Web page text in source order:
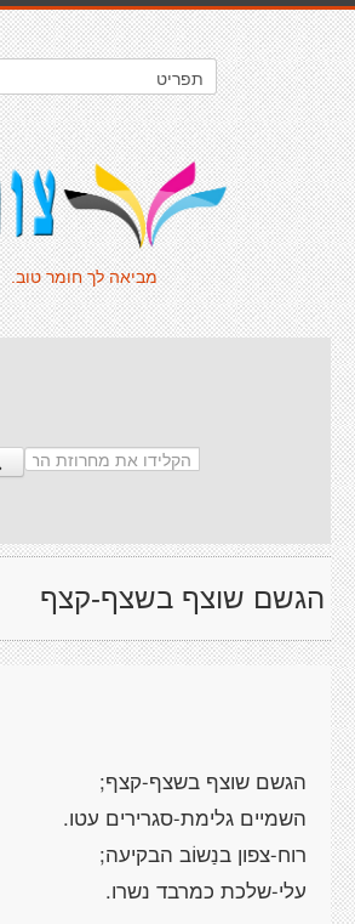
מביאה לך חומר טוב.
הגשם שוצף בשצף-קצף
הגשם שוצף בשצף-קצף;
השמיים גלימת-סגרירים עטו.
רוח-צפון בנַשוֹב הבקיעה;
עלי-שלכת כמרבד נשרו.